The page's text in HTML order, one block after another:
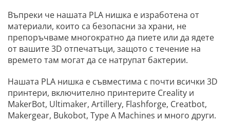
Въпреки че нашата PLA нишка е изработена от
материали, които са безопасни за храни, не
препоръчваме многократно да пиете или да ядете
от вашите 3D отпечатъци, защото с течение на
времето там могат да се натрупат бактерии.
Нашата PLA нишка е съвместима с почти всички 3D
принтери, включително принтерите Creality и
MakerBot, Ultimaker, Artillery, Flashforge, Creatbot,
Makergear, Bukobot, Type A Machines и много други.